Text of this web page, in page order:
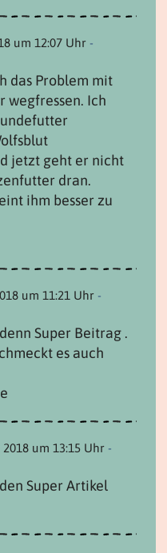
um 12:07 Uhr -
das Problem mit
wegfressen. Ich
jetzt geht er nicht
dran.
ihm besser zu
um 11:21 Uhr -
Super Beitrag .
es auch
um 13:15 Uhr -
Super Artikel